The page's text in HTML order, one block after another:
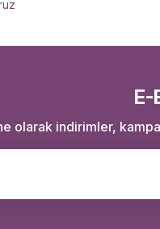
E-
olarak indirimler,